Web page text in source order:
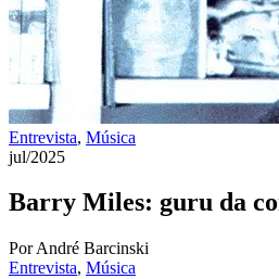
Entrevista, Música
jul/2025
Barry Miles: guru da
Por André Barcinski
Entrevista, Música